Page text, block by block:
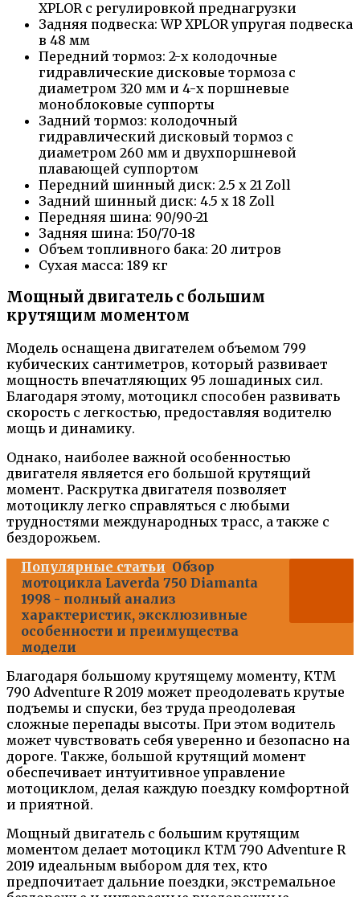
XPLOR с регулировкой преднагрузки
Задняя подвеска: WP XPLOR упругая подвеска
в 48 мм
Передний тормоз: 2-х колодочные
гидравлические дисковые тормоза с
диаметром 320 мм и 4-х поршневые
моноблоковые суппорты
Задний тормоз: колодочный
гидравлический дисковый тормоз с
диаметром 260 мм и двухпоршневой
плавающей суппортом
Передний шинный диск: 2.5 x 21 Zoll
Задний шинный диск: 4.5 x 18 Zoll
Передняя шина: 90/90-21
Задняя шина: 150/70-18
Объем топливного бака: 20 литров
Сухая масса: 189 кг
Мощный двигатель с большим
крутящим моментом
Модель оснащена двигателем объемом 799
кубических сантиметров, который развивает
мощность впечатляющих 95 лошадиных сил.
Благодаря этому, мотоцикл способен развивать
скорость с легкостью, предоставляя водителю
мощь и динамику.
Однако, наиболее важной особенностью
двигателя является его большой крутящий
момент. Раскрутка двигателя позволяет
мотоциклу легко справляться с любыми
трудностями международных трасс, а также с
бездорожьем.
Популярные статьи Обзор
мотоцикла Laverda 750 Diamanta
1998 - полный анализ
характеристик, эксклюзивные
особенности и преимущества
модели
Благодаря большому крутящему моменту, KTM
790 Adventure R 2019 может преодолевать крутые
подъемы и спуски, без труда преодолевая
сложные перепады высоты. При этом водитель
может чувствовать себя уверенно и безопасно на
дороге. Также, большой крутящий момент
обеспечивает интуитивное управление
мотоциклом, делая каждую поездку комфортной
и приятной.
Мощный двигатель с большим крутящим
моментом делает мотоцикл KTM 790 Adventure R
2019 идеальным выбором для тех, кто
предпочитает дальние поездки, экстремальное